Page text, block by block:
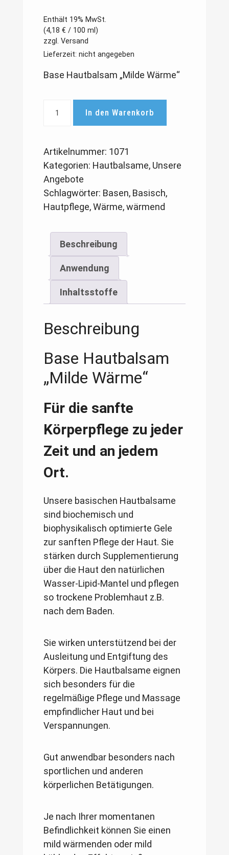
Enthält 19% MwSt.
(4,18 € / 100 ml)
zzgl. Versand
Lieferzeit: nicht angegeben
Base Hautbalsam „Milde Wärme“
Wärme"
250
ml
Menge
In den Warenkorb
Artikelnummer: 1071
Kategorien: Hautbalsame, Unsere
Angebote
Schlagwörter: Basen, Basisch,
Hautpflege,Wärme,wärmend
Beschreibung
Anwendung
Inhaltsstoffe
Beschreibung
Base Hautbalsam
„Milde Wärme“
Für die sanfte
Körperpflege zu jeder
Zeit und an jedem
Ort.
Unsere basischen Hautbalsame
sind biochemisch und
biophysikalisch optimierte Gele
zur sanften Pflege der Haut. Sie
stärken durch Supplementierung
über die Haut den natürlichen
Wasser-Lipid-Mantel und pflegen
so trockene Problemhaut z.B.
nach dem Baden.
Sie wirken unterstützend bei der
Ausleitung und Entgiftung des
Körpers. Die Hautbalsame eignen
sich besonders für die
regelmäßige Pflege und Massage
empfindlicher Haut und bei
Verspannungen.
Gut anwendbar besonders nach
sportlichen und anderen
körperlichen Betätigungen.
Je nach Ihrer momentanen
Befindlichkeit können Sie einen
mild wärmenden oder mild